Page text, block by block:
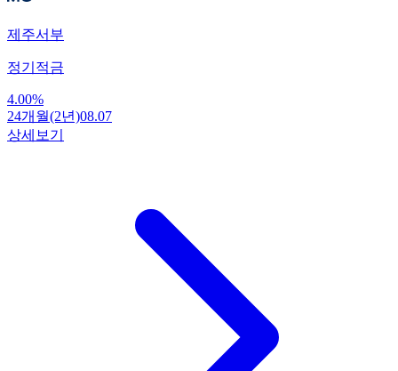
제주서부
정기적금
4.00%
24개월(2년)08.07
상세보기